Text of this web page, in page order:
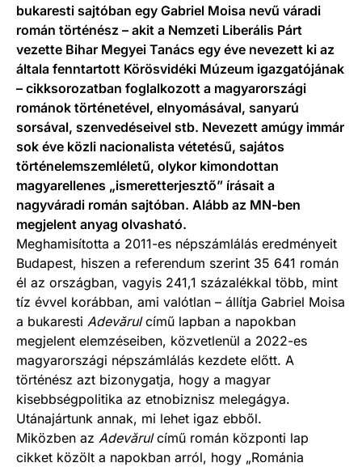
bukaresti sajtóban egy Gabriel Moisa nevű váradi
román történész – akit a Nemzeti Liberális Párt
vezette Bihar Megyei Tanács egy éve nevezett ki az
általa fenntartott Körösvidéki Múzeum igazgatójának
– cikksorozatban foglalkozott a magyarországi
románok történetével, elnyomásával, sanyarú
sorsával, szenvedéseivel stb. Nevezett amúgy immár
sok éve közli nacionalista vétetésű, sajátos
történelemszemléletű, olykor kimondottan
magyarellenes „ismeretterjesztő” írásait a
nagyváradi román sajtóban. Alább az MN-ben
megjelent anyag olvasható.
Meghamisította a 2011-es népszámlálás eredményeit
Budapest, hiszen a referendum szerint 35 641 román
él az országban, vagyis 241,1 százalékkal több, mint
tíz évvel korábban, ami valótlan – állítja Gabriel Moisa
a bukaresti Adevărulcímű lapban a napokban
megjelent elemzéseiben, közvetlenül a 2022-es
magyarországi népszámlálás kezdete előtt. A
történész azt bizonygatja, hogy a magyar
kisebbségpolitika az etnobiznisz melegágya.
Utánajártunk annak, mi lehet igaz ebből.
Miközben az Adevărulcímű román központi lap
cikket közölt a napokban arról, hogy „Románia